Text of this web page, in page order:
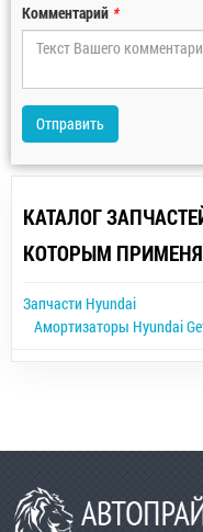
Комментарий *
Отправить
КАТАЛОГ
КОТОРЫМ
Запчасти Hyundai
Амортизаторы Hyundai